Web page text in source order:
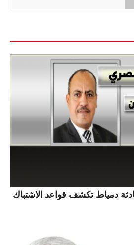
دمياط تكشف قواعد الاشتباك